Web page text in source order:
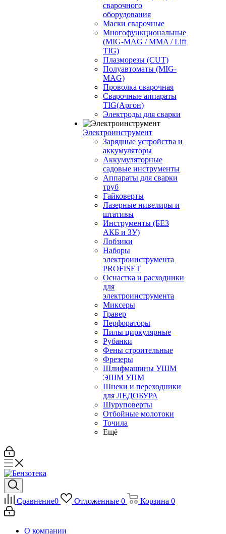
сварочного
оборудования
Маски сварочные
Многофункциональные
(MIG-MAG / MMA / Lift
TIG)
Плазморезы (CUT)
Полуавтоматы (МIG-
MAG)
Проволка сварочная
Сварочные аппараты
TIG(Аргон)
Электроды для сварки
Электроинструмент
Зарядные устройства и
аккумуляторы
Аккумуляторные
садовые инструменты
Аппараты для сварки
труб
Гайковерты
Лазерные нивелиры и
штативы
Инструменты (БЕЗ
АКБ и ЗУ)
Лобзики
Наборы
электроинструмента
PROFISET
Оснастка и расходники
для
электроинструмента
Миксеры
Гравер
Перфораторы
Пилы циркулярные
Рубанки
Фены строительные
Фрезеры
Шлифмашины УШМ
ЭШМ УПМ
Шнеки и переходники
для ЛЕДОБУРА
Шуруповерты
Отбойные молотоки
Точила
Ещё
Сравнение0 Отложенные 0 Корзина 0
О компании